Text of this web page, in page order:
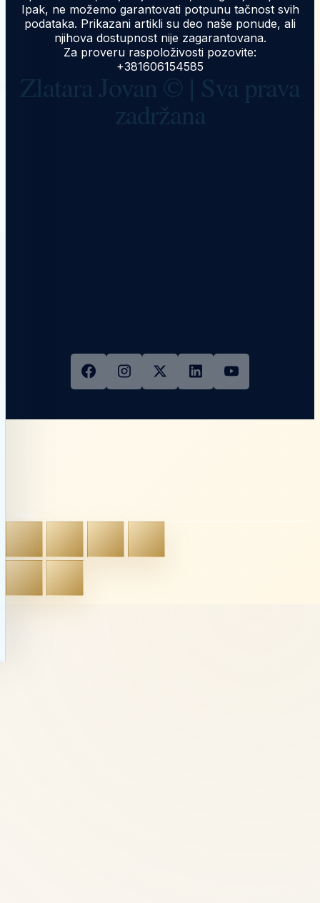
Ipak, ne možemo garantovati potpunu tačnost svih
podataka. Prikazani artikli su deo naše ponude, ali
njihova dostupnost nije zagarantovana.
Za proveru raspoloživosti pozovite:
+381606154585
Zlatara Jovan © | Sva prava
zadržana